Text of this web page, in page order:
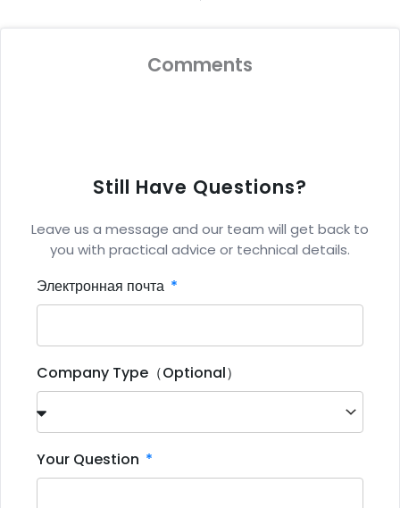
Comments
Still Have Questions?
Leave us a message and our team will get back to
you with practical advice or technical details.
Электронная почта
Company Type（Optional）
Your Question